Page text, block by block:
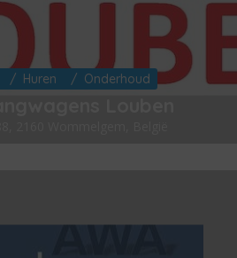
Huren Onderhoud